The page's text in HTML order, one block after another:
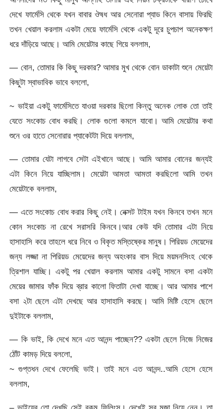
দেখে ফার্মেসি থেকে যখন বাবার ঔষধ আর সেনোরা প্যাড কিনে বাসায় ফিরছি
তখন খেয়াল করলাম একটা মেয়ে ফার্মেসি থেকে একটু দূরে চুপচাপ অনেকক্ষণ
ধরে দাঁড়িয়ে আছে। আমি মেয়েটার কাছে গিয়ে বললাম,
— বোন, তোমার কি কিছু দরকার? আমার মুখ থেকে বোন ডাকাটা শুনে মেয়েটা
কিছুটা স্বাভাবিক ভাবে বললো,
~ ভাইয়া একটু ফার্মেসিতে যাওয়া দরকার ছিলো কিন্তু অনেক লোক তো তাই
যেতে সংকোচ বোধ করছি। লোক গুলো কমলে যাবো। আমি মেয়েটার কথা
শুনে ওর হাতে সেনোরার প্যাকেটটা দিয়ে বললাম,
— তোমার যেটা লাগবে সেটা এইখানে আছে। আমি আমার বোনের জন্যই
এটা কিনে নিয়ে যাচ্ছিলাম। মেয়েটা আমতা আমতা করছিলো আমি তখন
মেয়েটাকে বললাম,
— এতে সংকোচ বোধ করার কিছু নেই। নেক্সট টাইম যখন কিনবে তখন মনে
কোন সংকোচ না রেখে সরাসরি কিনবে।আর কেউ যদি তোমার এটা নিয়ে
হাসাহাসি করে তাহলে ধরে নিবে ও বিকৃত মস্তিষ্কের মানুষ। পিরিয়ড মেয়েদের
জন্য লজ্জা না পিরিয়ড মেয়েদের জন্য অহংকার বাস দিয়ে ময়মনসিংহ থেকে
ত্রিশাল যাচ্ছি। একটু পর খেয়াল করলাম আমার একটু সামনে বসা একটা
মেয়ের জামার ফাঁক দিয়ে ব্রার কালো ফিতাটা দেখা যাচ্ছে। আর আমার পাশে
বসা ২টা ছেলে এটা দেখছে আর হাসাহাসি করছে। আমি মিষ্টি হেসে ছেলে
দুইটাকে বললাম,
— কি ভাই, কি দেখে মনে এত আনন্দ পাচ্ছেন?? একটা ছেলে নিজে নিজের
ঠোঁট কামড় দিয়ে বললো,
~ গুপ্তধন দেখে ফেলেছি ভাই। তাই মনে এত আনন্দ..আমি হেসে হেসে
বললাম,